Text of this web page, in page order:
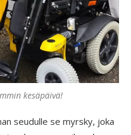
kesäpäivä!
seudulle se myrsky, joka